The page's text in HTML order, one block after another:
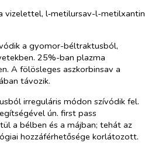
l‑metilursav-l-metilxantin
a gyomor-béltraktusból,
25%-ban plazma
A fölösleges aszkorbinsav a
távozik.
irreguláris módon szívódik fel.
ún. first pass
a bélben és a májban; tehát az
hozzáférhetősége korlátozott.